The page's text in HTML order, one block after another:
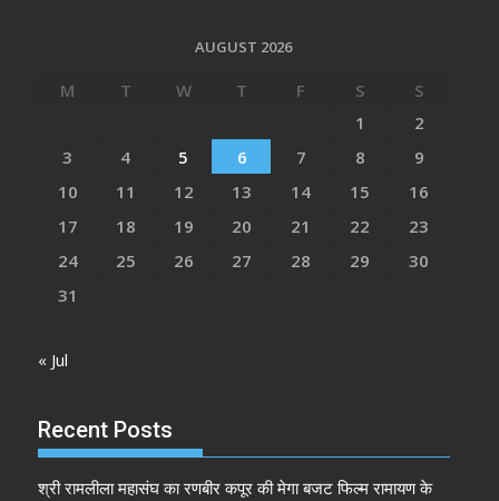
AUGUST 2026
M T W T F S
S
1
2
3
4 5 6 7 8
9
10
11 12 13 14 15
16
17
18 19 20 21 22
23
24
25 26 27 28 29
30
31
« Jul
Recent Posts
श्री रामलीला महासंघ का रणबीर कपूर की मेगा बजट फिल्म रामायण के